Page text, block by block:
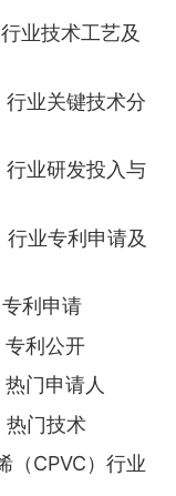
业技术工艺及
业关键技术分
业研发投入与
业专利申请及
专利申请
专利公开
热门申请人
热门技术
（CPVC）行业